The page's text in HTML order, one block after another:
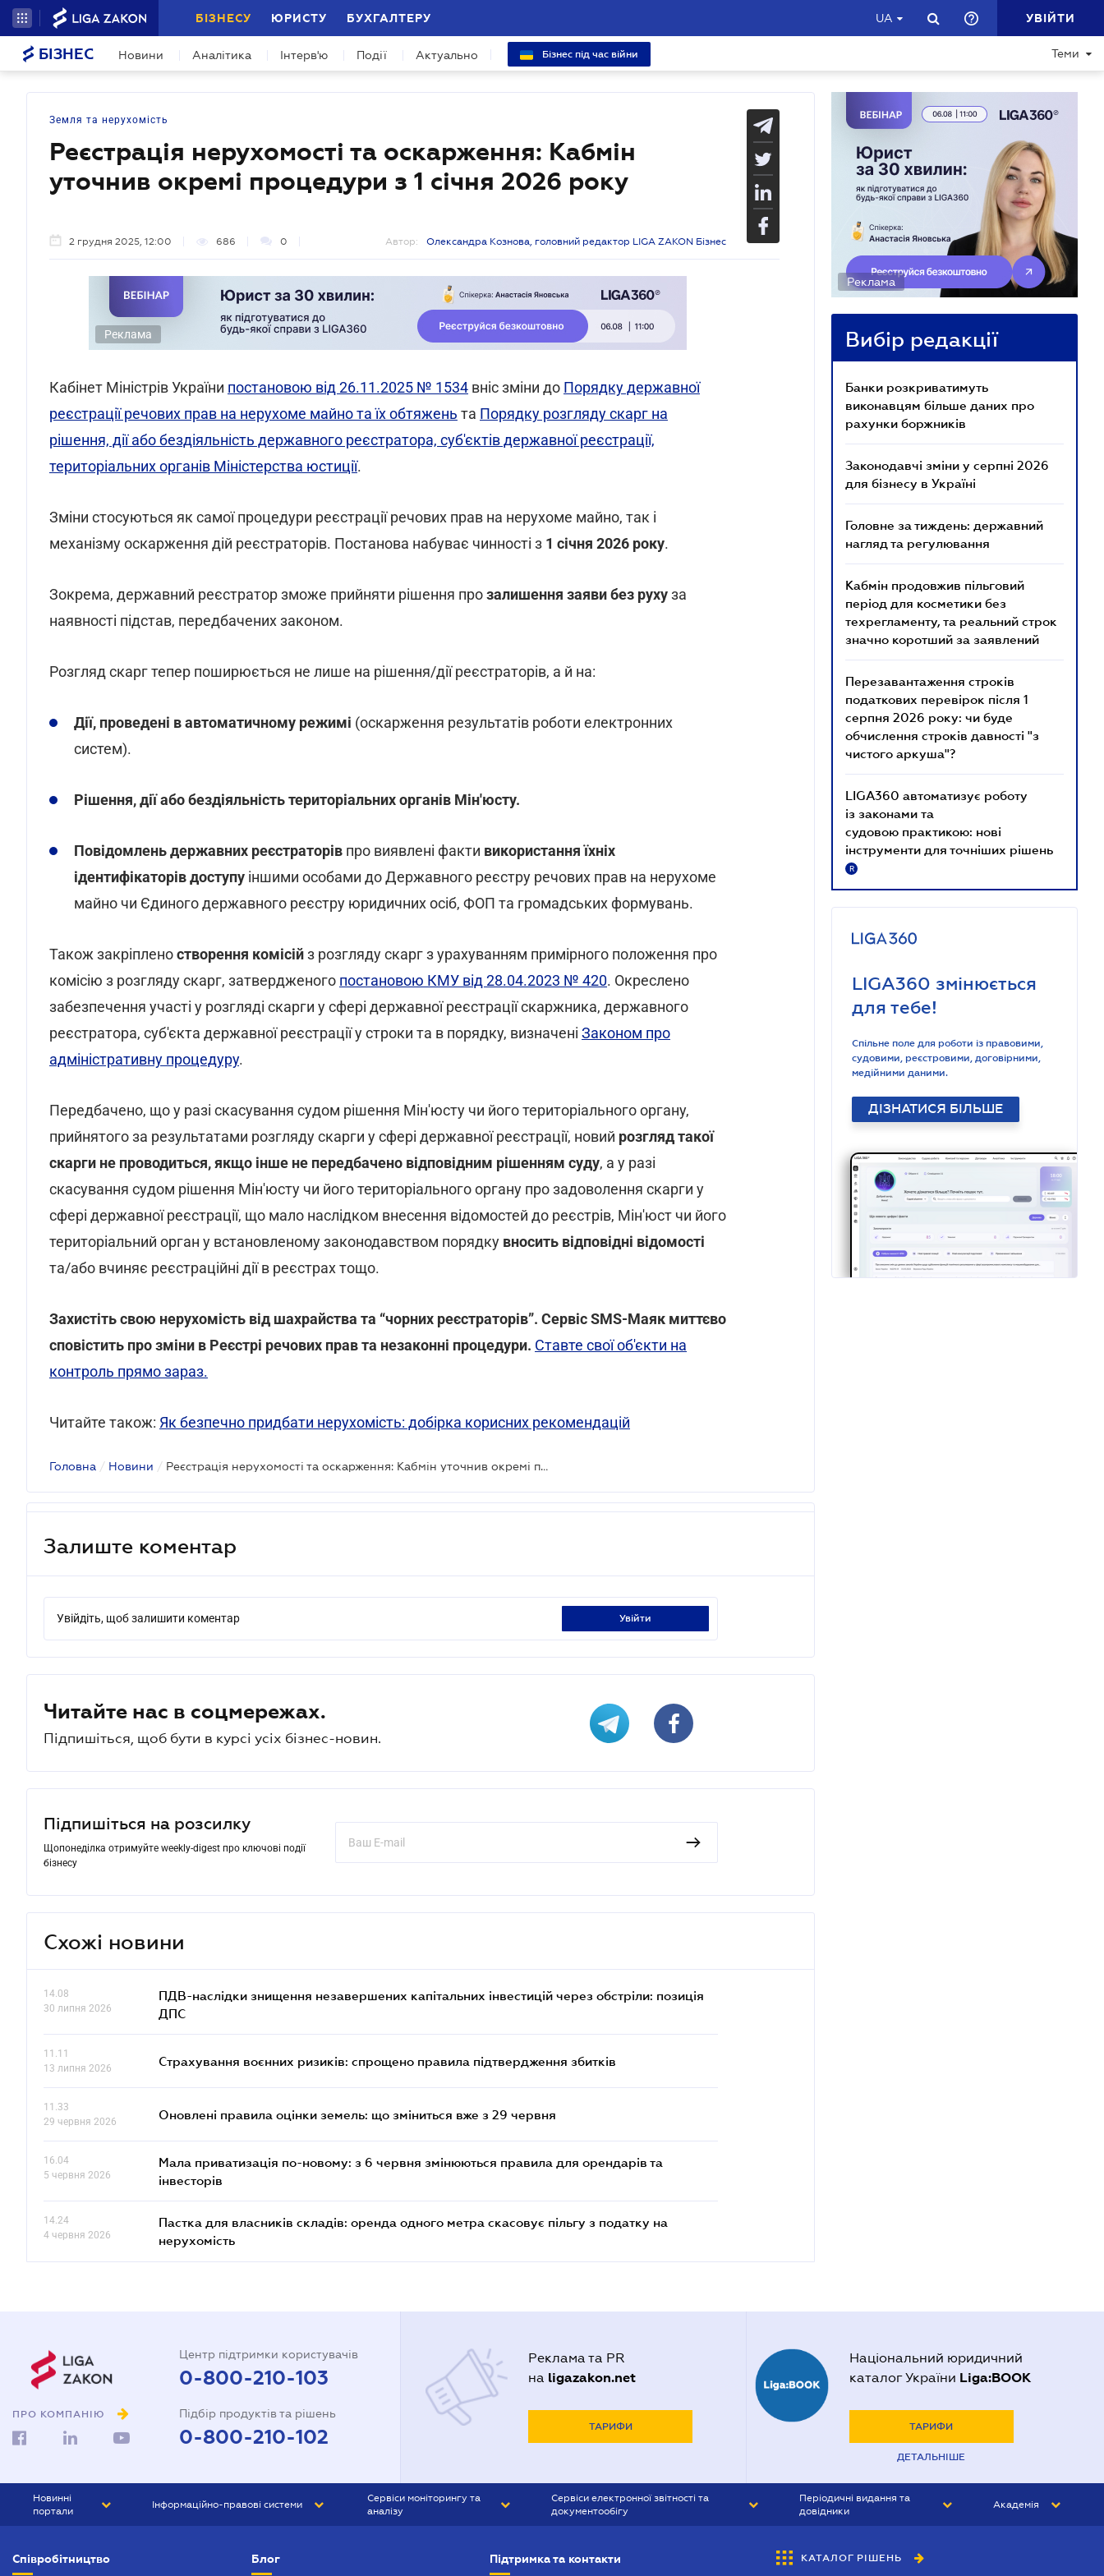
БІЗНЕСУ ЮРИСТУ БУХГАЛТЕРУ UA УВІЙТИ
БІЗНЕС Новини Аналітика Інтерв'ю Події Актуально Бізнес під час війни Теми
Земля та нерухомість
Реєстрація нерухомості та оскарження: Кабмін
уточнив окремі процедури з 1 січня 2026 року
2 грудня 2025, 12:00 686 0 Автор: Олександра Кознова, головний редактор LIGA ZAKON Бізнес
Реклама
Кабінет Міністрів України постановою від 26.11.2025 № 1534 вніс зміни до Порядку державної
реєстрації речових прав на нерухоме майно та їх обтяжень та Порядку розгляду скарг на
рішення, дії або бездіяльність державного реєстратора, суб'єктів державної реєстрації,
територіальних органів Міністерства юстиції.
Зміни стосуються як самої процедури реєстрації речових прав на нерухоме майно, так і
механізму оскарження дій реєстраторів. Постанова набуває чинності з 1 січня 2026 року.
Зокрема, державний реєстратор зможе прийняти рішення прозалишення заяви без рухуза
наявності підстав, передбачених законом.
Розгляд скарг тепер поширюється не лише на рішення/дії реєстраторів, а й на:
Дії, проведені в автоматичному режимі (оскарження результатів роботи електронних
систем).
Рішення, дії або бездіяльність територіальних органів Мін'юсту.
Повідомлень державних реєстраторів про виявлені факти використання їхніх
ідентифікаторів доступу іншими особами до Державного реєстру речових прав на нерухоме
майно чи Єдиного державного реєстру юридичних осіб, ФОП та громадських формувань.
Також закріпленостворення комісійз розгляду скарг з урахуванням примірного положення про
комісію з розгляду скарг, затвердженого постановою КМУ від 28.04.2023 № 420. Окреслено
забезпечення участі у розгляді скарги у сфері державної реєстрації скаржника, державного
реєстратора, суб'єкта державної реєстрації у строки та в порядку, визначені Законом про
адміністративну процедуру.
Передбачено, що у разі скасування судом рішення Мін'юсту чи його територіального органу,
прийнятого за результатами розгляду скарги у сфері державної реєстрації, новий розгляд такої
скарги не проводиться, якщо інше не передбачено відповідним рішенням суду, а у разі
скасування судом рішення Мін'юсту чи його територіального органу про задоволення скарги у
сфері державної реєстрації, що мало наслідком внесення відомостей до реєстрів, Мін'юст чи його
територіальний орган у встановленому законодавством порядку вносить відповідні відомості
та/або вчиняє реєстраційні дії в реєстрах тощо.
Захистіть свою нерухомість від шахрайства та “чорних реєстраторів”. Сервіс SMS-Маяк миттєво
сповістить про зміни в Реєстрі речових прав та незаконні процедури. Ставте свої об'єкти на
контроль прямо зараз.
Читайте також: Як безпечно придбати нерухомість: добірка корисних рекомендацій
Головна / Новини / Реєстрація нерухомості та оскарження: Кабмін уточнив окремі процедури з 1 січня 2026 року
Залиште коментар
Увійдіть, щоб залишити коментар увійти
Читайте нас в соцмережах.
Підпишіться, щоб бути в курсі усіх бізнес-новин.
Підпишіться на розсилку
Щопонеділка отримуйте weekly-digest про ключові події
бізнесу
Схожі новини
14.08
30 липня 2026
ПДВ-наслідки знищення незавершених капітальних інвестицій через обстріли: позиція
ДПС
11.11
13 липня 2026
Страхування воєнних ризиків: спрощено правила підтвердження збитків
11.33
29 червня 2026
Оновлені правила оцінки земель: що зміниться вже з 29 червня
16.04
5 червня 2026
Мала приватизація по-новому: з 6 червня змінюються правила для орендарів та
інвесторів
14.24
4 червня 2026
Пастка для власників складів: оренда одного метра скасовує пільгу з податку на
нерухомість
Реклама
Вибір редакції
Банки розкриватимуть
виконавцям більше даних про
рахунки боржників
Законодавчі зміни у серпні 2026
для бізнесу в Україні
Головне за тиждень: державний
нагляд та регулювання
Кабмін продовжив пільговий
період для косметики без
техрегламенту, та реальний строк
значно коротший за заявлений
Перезавантаження строків
податкових перевірок після 1
серпня 2026 року: чи буде
обчислення строків давності "з
чистого аркуша"?
LIGA360 автоматизує роботу
із законами та
судовою практикою: нові
інструменти для точніших рішень
R
LIGA360 змінюється
для тебе!
Спільне поле для роботи із правовими,
судовими, реєстровими, договірними,
медійними даними.
ДІЗНАТИСЯ БІЛЬШЕ
ПРО КОМПАНІЮ
Центр підтримки користувачів
0-800-210-103
Підбір продуктів та рішень
0-800-210-102
Реклама та PR
на ligazakon.net
ТАРИФИ
Національний юридичний
каталог України Liga:BOOK
ТАРИФИ
ДЕТАЛЬНІШЕ
Новинні
портали
БІЗНЕС
Інформаційно-правові системи
Сервіси моніторингу та
аналізу
Сервіси електронної звітності та
документообігу
Періодичні видання та
довідники
БУХГАЛТЕР&ЗАКОН
Академія
Співробітництво Блог Підтримка та контакти КАТАЛОГ РІШЕНЬ